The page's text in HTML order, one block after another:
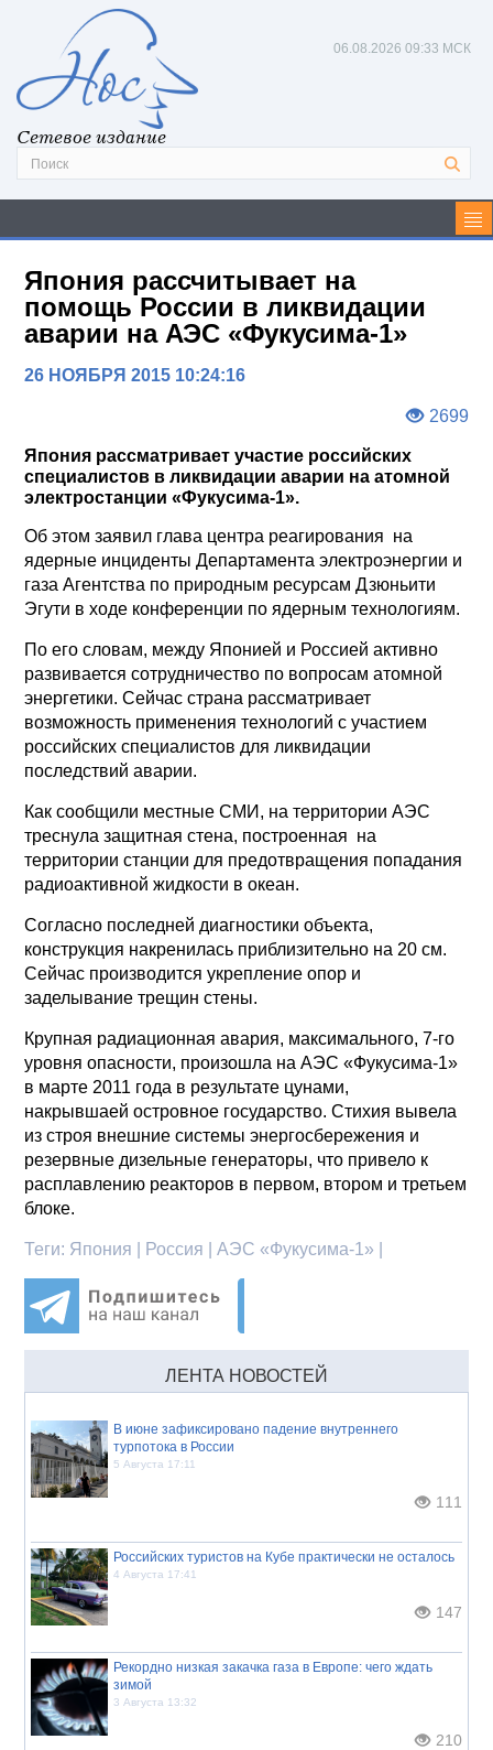
Сетевое издание
06.08.2026 09:33 МСК
Япония рассчитывает на
помощь России в ликвидации
аварии на АЭС «Фукусима-1»
26 НОЯБРЯ 2015 10:24:16
2699
Япония рассматривает участие российских
специалистов в ликвидации аварии на атомной
электростанции «Фукусима-1».
Об этом заявил глава центра реагирования на
ядерные инциденты Департамента электроэнергии и
газа Агентства по природным ресурсам Дзюньити
Эгути в ходе конференции по ядерным технологиям.
По его словам, между Японией и Россией активно
развивается сотрудничество по вопросам атомной
энергетики. Сейчас страна рассматривает
возможность применения технологий с участием
российских специалистов для ликвидации
последствий аварии.
Как сообщили местные СМИ, на территории АЭС
треснула защитная стена, построенная на
территории станции для предотвращения попадания
радиоактивной жидкости в океан.
Согласно последней диагностики объекта,
конструкция накренилась приблизительно на 20 см.
Сейчас производится укрепление опор и
заделывание трещин стены.
Крупная радиационная авария, максимального, 7-го
уровня опасности, произошла на АЭС «Фукусима-1»
в марте 2011 года в результате цунами,
накрывшаей островное государство. Стихия вывела
из строя внешние системы энергосбережения и
резервные дизельные генераторы, что привело к
расплавлению реакторов в первом, втором и третьем
блоке.
Теги: Япония | Россия | АЭС «Фукусима-1» |
ЛЕНТА НОВОСТЕЙ
В июне зафиксировано падение внутреннего
турпотока в России
5 Августа 17:11
111
Российских туристов на Кубе практически не осталось
4 Августа 17:41
147
Рекордно низкая закачка газа в Европе: чего ждать
зимой
3 Августа 13:32
210